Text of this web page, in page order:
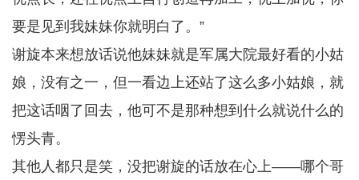
要是见到我妹妹你就明白了。”
谢旋本来想放话说他妹妹就是军属大院最好看的小姑
娘，没有之一，但一看边上还站了这么多小姑娘，就
把这话咽了回去，他可不是那种想到什么就说什么的
愣头青。
其他人都只是笑，没把谢旋的话放在心上——哪个哥